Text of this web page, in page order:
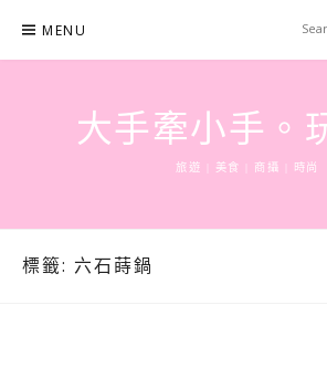
content
MENU
大手牽小手。
旅遊 | 美食 | 商攝 | 時尚
標籤: 六石蒔鍋